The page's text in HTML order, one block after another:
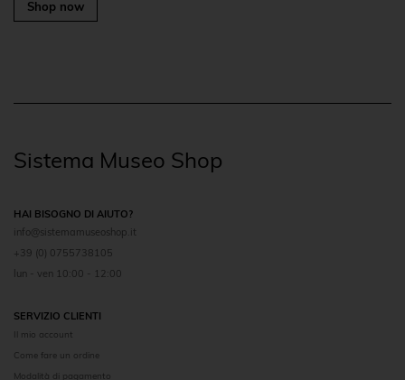
Shop now
Sistema Museo Shop
HAI BISOGNO DI AIUTO?
info@sistemamuseoshop.it
+39 (0) 0755738105
lun - ven 10:00 - 12:00
SERVIZIO CLIENTI
Il mio account
Come fare un ordine
Modalità di pagamento